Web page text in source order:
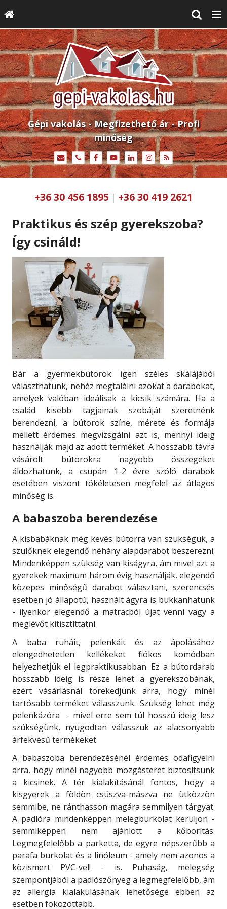
Gépi vakolás - Megfizethető ár - Profi
minőség
+36 30 456 1895 | +36 30 419 2621
Praktikus és szép gyerekszoba?
Így csináld!
Bár a gyermekbútorok igen széles skálájából
választhatunk, nehéz megtalálni azokat a darabokat,
amelyek valóban ideálisak a kicsik számára. Ha a
család kisebb tagjainak szobáját szeretnénk
berendezni, a bútorok színe, mérete és formája
mellett érdemes megvizsgálni azt is, mennyi ideig
használják majd az adott terméket. A hosszabb távra
vásárolt bútorokra nagyobb összegeket
áldozhatunk, a csupán 1-2 évre szóló darabok
esetében viszont tökéletesen megfelel az átlagos
minőség is.
A babaszoba berendezése
A kisbabáknak még kevés bútorra van szükségük, a
szülőknek elegendő néhány alapdarabot beszerezni.
Mindenképpen szükség van kiságyra, ám mivel azt a
gyerekek maximum három évig használják, elegendő
közepes minőségű darabot választani, szerencsés
esetben jó állapotú, használt ágyra is bukkanhatunk
- ilyenkor elegendő a matracból újat venni vagy a
meglévőt kitisztíttatni.
A baba ruháit, pelenkáit és az ápolásához
elengedhetetlen kellékeket fiókos komódban
helyezhetjük el legpraktikusabban. Ez a bútordarab
hosszabb ideig is része lehet a gyerekszobának,
ezért vásárlásnál törekedjünk arra, hogy minél
tartósabb terméket válasszunk. Szükség lehet még
pelenkázóra - mivel erre sem túl hosszú ideig lesz
szükségünk, nyugodtan válasszuk az alacsonyabb
árfekvésű termékeket.
A babaszoba berendezésénél érdemes odafigyelni
arra, hogy minél nagyobb mozgásteret biztosítsunk
a kicsinek. A tér kialakításánál fontos, hogy a
kisgyerek a földön csúszva-mászva ne ütközzön
semmibe, ne ránthasson magára semmilyen tárgyat.
A padlóra mindenképpen melegburkolat kerüljön -
semmiképpen nem ajánlott a kőborítás.
Legmegfelelőbb a parketta, de egyre népszerűbb a
parafa burkolat és a linóleum - amely nem azonos a
közismert PVC-vel! - is. Puhaság, melegség
szempontjából a padlószőnyeg a legmegfelelőbb, ám
az allergia kialakulásának lehetősége ebben az
esetben fokozottabb.